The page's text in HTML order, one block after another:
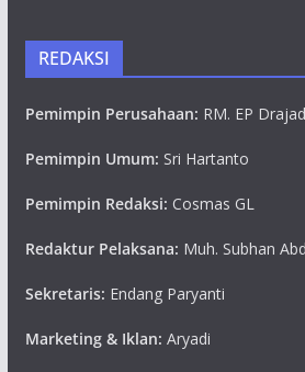
REDAKSI
Pemimpin Perusahaan: RM. EP
Pemimpin Umum: Sri Hartanto
Pemimpin Redaksi: Cosmas GL
Redaktur Pelaksana: Muh. Subhan
Sekretaris: Endang Paryanti
Marketing & Iklan: Aryadi